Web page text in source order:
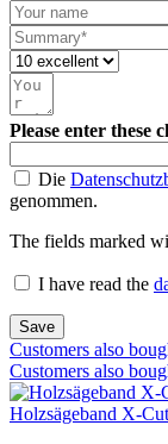
Please enter these
Die
genommen.
The fields marked
I have read the
Save
Customers also
Customers also
Holzsägeband X-